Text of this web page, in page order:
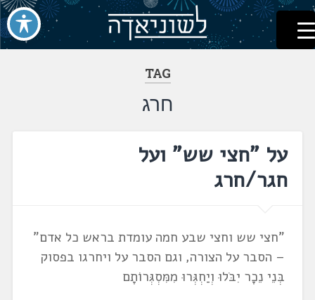
דלג
לתוכן
לשוניאדה
עברית. לשון. שפה
TAG
חרג
על "חצי שש" ועל
חגר/חרג
"חצי שש וחצי שבע חמה עומדת בראש כל אדם"
– הסבר על הצורה, וגם הסבר על ויחרגו בפסוק
בְּנֵי נֵכָר יִבֹּלוּ וְיַחְגְּרוּ מִמִּסְגְּרוֹתָם